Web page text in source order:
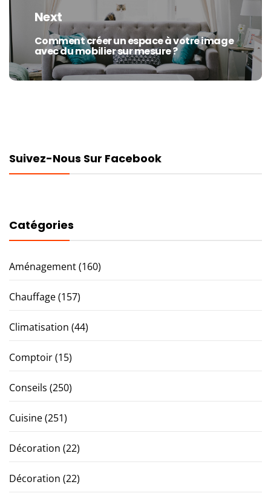
Next
Next
post:
Comment créer un espace à votre image
avec du mobilier sur mesure ?
Suivez-Nous Sur Facebook
Catégories
Aménagement(160)
Chauffage(157)
Climatisation (44)
Comptoir(15)
Conseils (250)
Cuisine(251)
Décoration (22)
Décoration (22)